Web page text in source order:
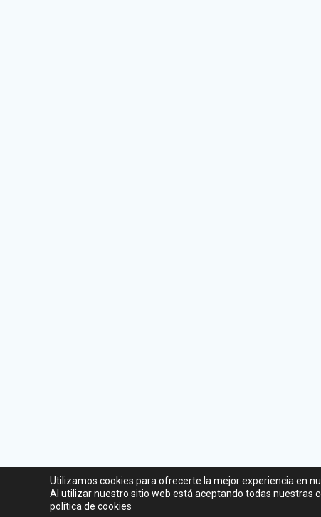
Utilizamos cookies para ofrecerte la mejor experiencia en
Al utilizar nuestro sitio web está aceptando todas nuestras
política de cookies